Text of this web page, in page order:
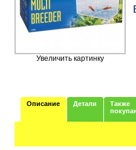
Увеличить картинку
Описание Детали
Также